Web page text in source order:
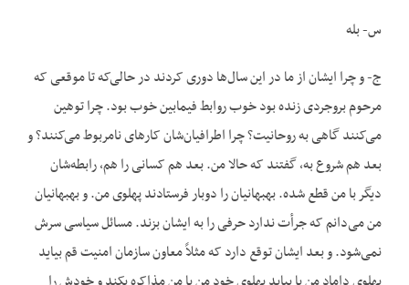
س- بله
ج- و چرا ایشان از ما در این سال‌ها دوری کردند در حالی‌که تا موقعی که
مرحوم بروجردی زنده بود خوب روابط فیمابین خوب بود. چرا توهین
می‌کنند گاهی به روحانیت؟ چرا اطرافیان‌شان کارهای نامربوط می‌کنند؟ و
بعد هم شروع به، گفتند که حالا من. بعد هم کسانی را هم، رابطه‌شان
دیگر با من قطع شده. بهبهانیان را دوبار فرستادند پهلوی من. و بهبهانیان
من می‌دانم که جرأت ندارد حرفی را به ایشان بزند. مسائل سیاسی سرش
نمی‌شود. و بعد ایشان توقع دارد که مثلاً معاون سازمان امنیت قم بیاید